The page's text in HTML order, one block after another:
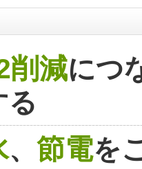
削減につ
る
、 節電を